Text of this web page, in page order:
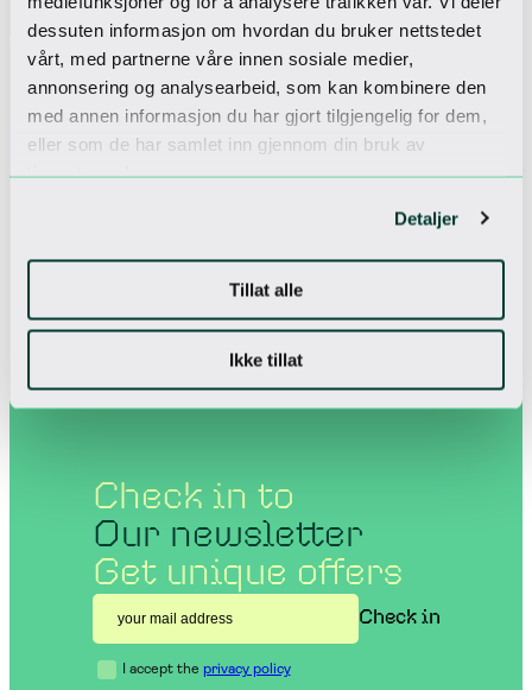
dessuten informasjon om hvordan du bruker nettstedet
vårt, med partnerne våre innen sosiale medier,
annonsering og analysearbeid, som kan kombinere den
med annen informasjon du har gjort tilgjengelig for dem,
eller som de har samlet inn gjennom din bruk av
tjenestene deres.
Detaljer
Tillat alle
Ikke tillat
Pet friendly
For those who wish to bring their dog to the mountains,
four-legged guests are also warmly welcome.
Check in to
Our newsletter
Get unique offers
I accept the privacy policy